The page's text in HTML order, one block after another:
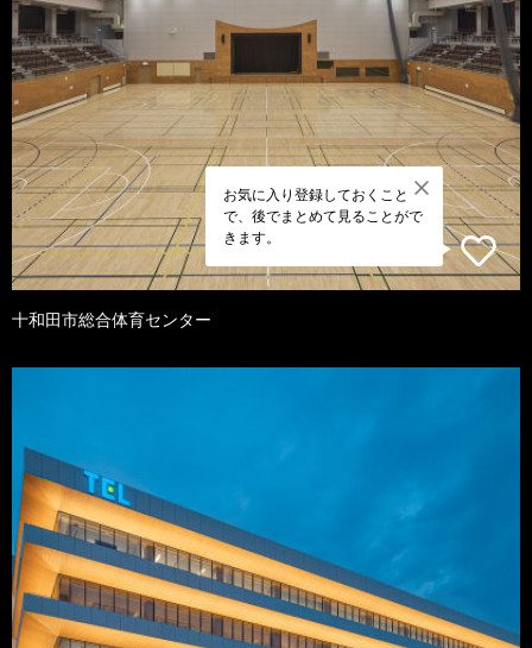
お気に入り登録しておくこと
で、後でまとめて見ることがで
きます。
十和田市総合体育センター